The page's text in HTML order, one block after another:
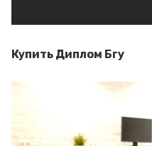
Купить Диплом Бгу